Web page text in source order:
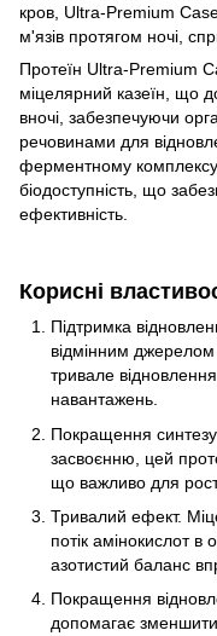
кров, Ultra-Premium
м'язів протягом ночі,
Протеїн Ultra-Premium
міцелярний казеїн, що
вночі, забезпечуючи
речовинами для
ферментному
біодоступність, що
ефективність.
Корисні
Підтримка
відмінним джерелом
тривале
навантажень.
Покращення
засвоєнню, цей
що важливо для
Тривалий ефект.
потік амінокислот в
азотистий баланс
Покращення
допомагає